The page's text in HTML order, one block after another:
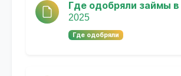
Где одобряли займы в
2025
Где одобряли